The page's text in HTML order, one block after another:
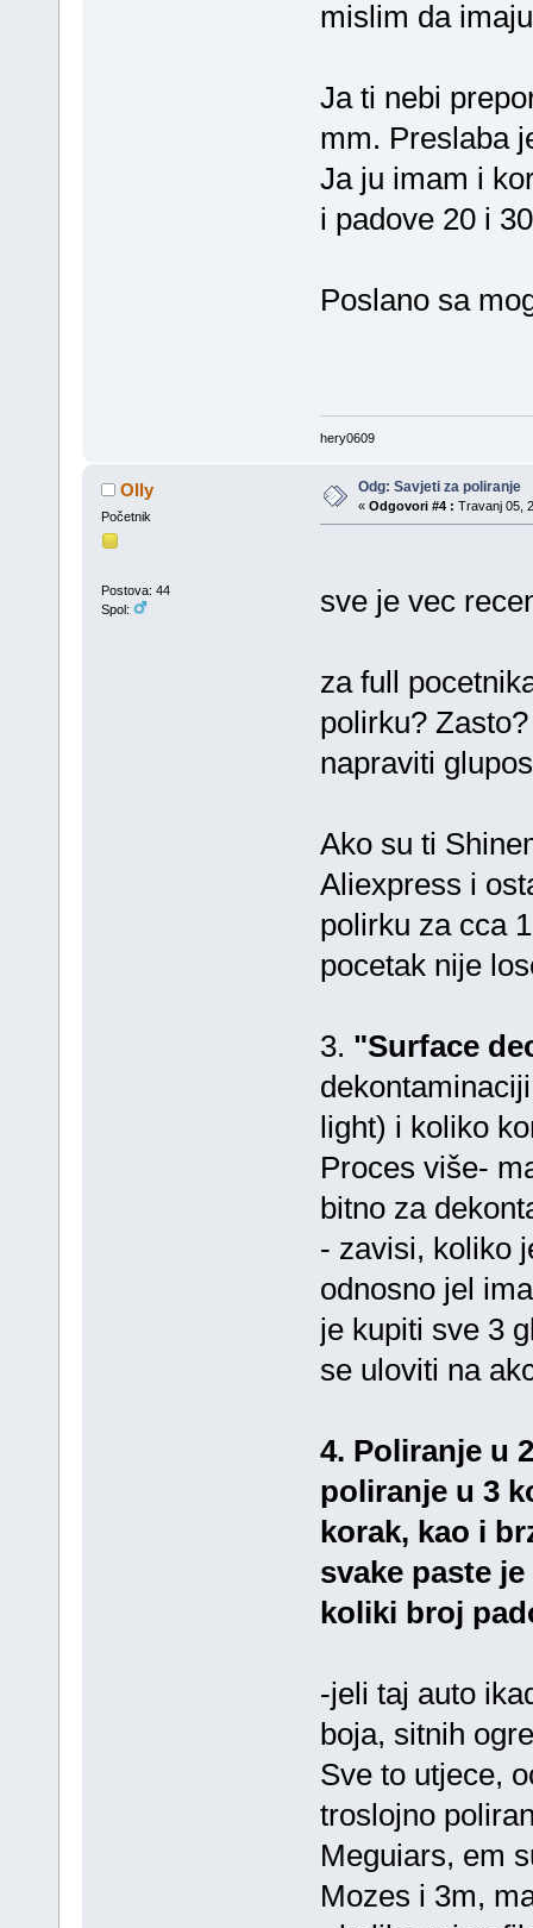
mislim da
Ja ti nebi
mm. Preslaba
Ja ju imam i
i padove 20 i
Poslano sa
hery0609
Olly
Početnik
Postova: 44
Spol:
Odg: Savjeti za poliranje
« Odgovori #4 : Travanj 05,
sve je vec
za full
polirku?
napraviti
Ako su ti
Aliexpress i
polirku za cca
pocetak nije
3. "Surface
light) i koliko
Proces više-
bitno za
- zavisi, koliko
odnosno jel
je kupiti sve 3
se uloviti na
4. Poliranje u
poliranje u 3
korak, kao i
svake paste
koliki broj
-jeli taj auto
boja, sitnih
Sve to utjece,
troslojno
Meguiars, em
Mozes i 3m,